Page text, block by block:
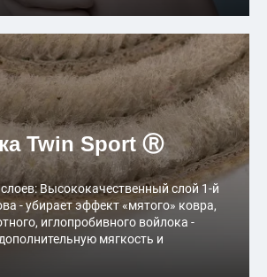
Twin Sport Ⓡ
Высококачественный слой 1-й
- убирает эффект «мятого» ковра,
иглопробивного войлока -
мягкость и